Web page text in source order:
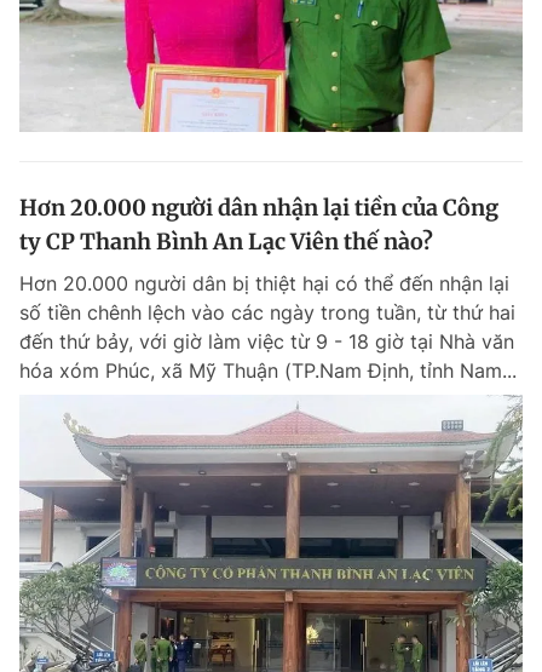
Hơn 20.000 người dân nhận lại tiền của Công
ty CP Thanh Bình An Lạc Viên thế nào?
Hơn 20.000 người dân bị thiệt hại có thể đến nhận lại
số tiền chênh lệch vào các ngày trong tuần, từ thứ hai
đến thứ bảy, với giờ làm việc từ 9 - 18 giờ tại Nhà văn
hóa xóm Phúc, xã Mỹ Thuận (TP.Nam Định, tỉnh Nam...